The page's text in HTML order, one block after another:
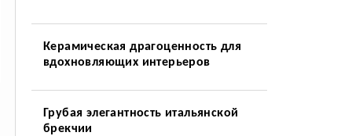
Керамическая драгоценность для
вдохновляющих интерьеров
Грубая элегантность итальянской
брекчии